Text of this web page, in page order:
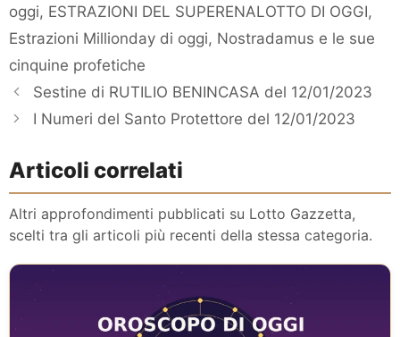
oggi, ESTRAZIONI DEL SUPERENALOTTO DI OGGI,
Estrazioni Millionday di oggi, Nostradamus e le sue
cinquine profetiche
Sestine di RUTILIO BENINCASA del 12/01/2023
I Numeri del Santo Protettore del 12/01/2023
Articoli correlati
Altri approfondimenti pubblicati su Lotto Gazzetta,
scelti tra gli articoli più recenti della stessa categoria.